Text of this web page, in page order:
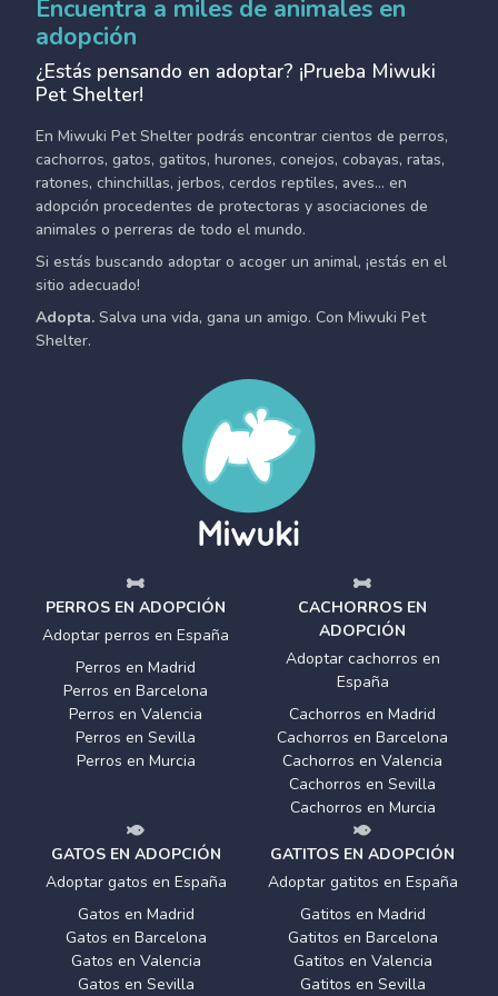
Encuentra a miles de animales en
adopción
¿Estás pensando en adoptar? ¡Prueba Miwuki
Pet Shelter!
En Miwuki Pet Shelter podrás encontrar cientos de perros,
cachorros, gatos, gatitos, hurones, conejos, cobayas, ratas,
ratones, chinchillas, jerbos, cerdos reptiles, aves... en
adopción procedentes de protectoras y asociaciones de
animales o perreras de todo el mundo.
Si estás buscando adoptar o acoger un animal, ¡estás en el
sitio adecuado!
Adopta. Salva una vida, gana un amigo. Con Miwuki Pet
Shelter.
PERROS EN ADOPCIÓN
Adoptar perros en España
Perros en Madrid
Perros en Barcelona
Perros en Valencia
Perros en Sevilla
Perros en Murcia
CACHORROS EN
ADOPCIÓN
Adoptar cachorros en
España
Cachorros en Madrid
Cachorros en Barcelona
Cachorros en Valencia
Cachorros en Sevilla
Cachorros en Murcia
GATOS EN ADOPCIÓN
Adoptar gatos en España
Gatos en Madrid
Gatos en Barcelona
Gatos en Valencia
Gatos en Sevilla
GATITOS EN ADOPCIÓN
Adoptar gatitos en España
Gatitos en Madrid
Gatitos en Barcelona
Gatitos en Valencia
Gatitos en Sevilla